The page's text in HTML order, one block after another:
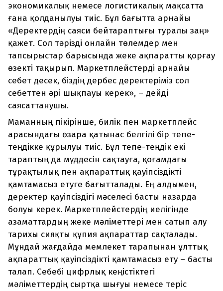
экономикалық немесе логистикалық мақсатта
ғана қолданылуы тиіс. Бұл бағытта арнайы
«Деректердің саяси бейтараптығы туралы заң»
қажет. Сол тәрізді онлайн төлемдер мен
тапсырыстар барысында жеке ақпаратты қорғау
өзекті тақырып. Маркетплейстерді арнайы
себет десек, біздің дербес деректеріміз сол
себеттен әрі шықпауы керек», – дейді
саясаттанушы.
Маманның пікірінше, билік пен маркетплейс
арасындағы өзара қатынас белгілі бір тепе-
теңдікке құрылуы тиіс. Бұл тепе-теңдік екі
тараптың да мүддесін сақтауға, қоғамдағы
тұрақтылық пен ақпараттық қауіпсіздікті
қамтамасыз етуге бағытталады. Ең алдымен,
деректер қауіпсіздігі мәселесі басты назарда
болуы керек. Маркетплейстердің иелігінде
азаматтардың жеке мәліметтері мен сатып алу
тарихы сияқты құпия ақпараттар сақталады.
Мұндай жағдайда мемлекет тарапынан ұлттық
ақпараттық қауіпсіздікті қамтамасыз ету – басты
талап. Себебі цифрлық кеңістіктегі
мәліметтердің сыртқа шығуы немесе теріс